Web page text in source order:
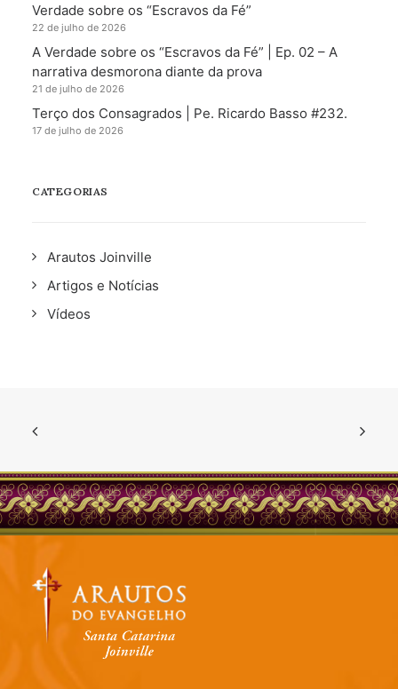
Verdade sobre os “Escravos da Fé”
22 de julho de 2026
A Verdade sobre os “Escravos da Fé” | Ep. 02 – A
narrativa desmorona diante da prova
21 de julho de 2026
Terço dos Consagrados | Pe. Ricardo Basso #232.
17 de julho de 2026
CATEGORIAS
Arautos Joinville
Artigos e Notícias
Vídeos